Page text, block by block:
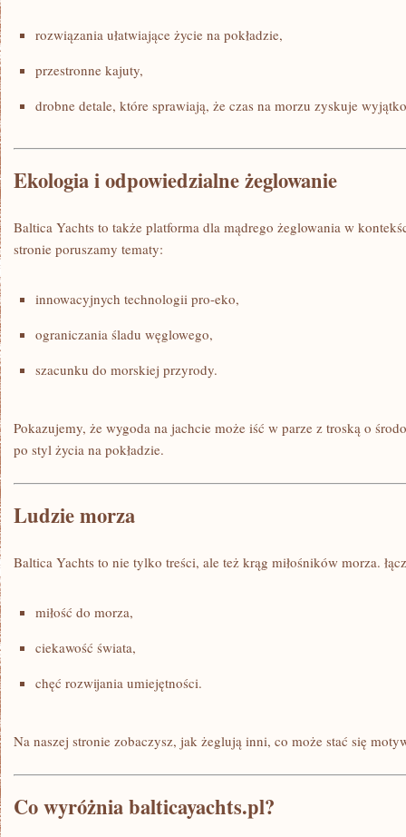
rozwiązania ułatwiające życie na pokładzie,
przestronne kajuty,
drobne detale, które sprawiają, że czas na morzu zyskuje
Ekologia i odpowiedzialne żeglowanie
Baltica Yachts to także platforma dla mądrego żeglowania w
stronie poruszamy tematy:
innowacyjnych technologii pro-eko,
ograniczania śladu węglowego,
szacunku do morskiej przyrody.
Pokazujemy, że wygoda na jachcie może iść w parze z troską o
po styl życia na pokładzie.
Ludzie morza
Baltica Yachts to nie tylko treści, ale też krąg miłośników morza.
miłość do morza,
ciekawość świata,
chęć rozwijania umiejętności.
Na naszej stronie zobaczysz, jak żeglują inni, co może stać się
Co wyróżnia balticayachts.pl?